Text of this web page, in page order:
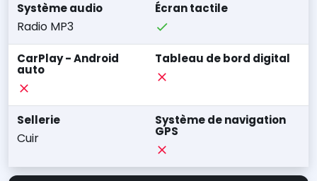
Système audio
Radio MP3
Écran tactile
CarPlay - Android
auto
Tableau de bord digital
Sellerie
Cuir
Système de navigation
GPS